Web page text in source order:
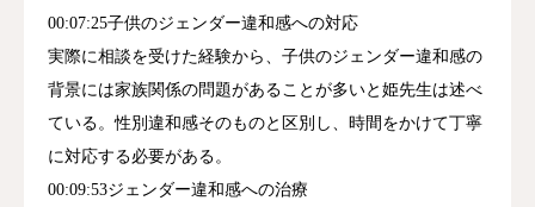
00:07:25子供のジェンダー違和感への対応
実際に相談を受けた経験から、子供のジェンダー違和感の
背景には家族関係の問題があることが多いと姫先生は述べ
ている。性別違和感そのものと区別し、時間をかけて丁寧
に対応する必要がある。
00:09:53ジェンダー違和感への治療